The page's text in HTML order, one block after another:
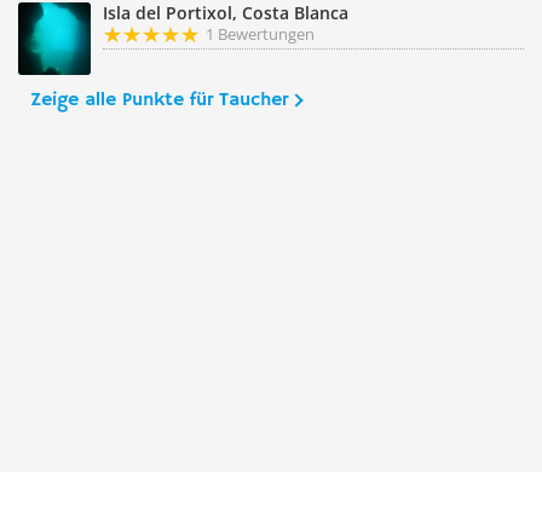
Isla del Portixol, Costa Blanca
1 Bewertungen
Zeige alle Punkte für Taucher